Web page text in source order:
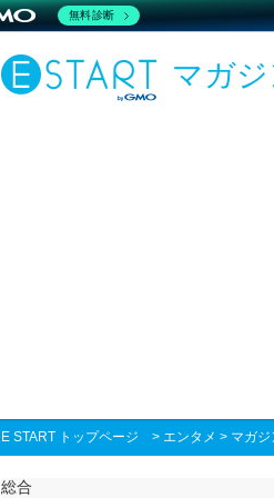
マガジ
E START トップページ > エンタメ > マガジ
総合
無料診断